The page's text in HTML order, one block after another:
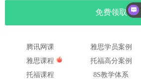
腾讯网课
雅思课程
托福课程
雅思学员案例
托福高分案例
8S教学体系